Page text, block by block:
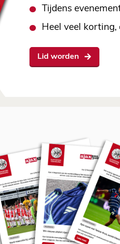
Tijdens
Heel veel korting,
Lid worden